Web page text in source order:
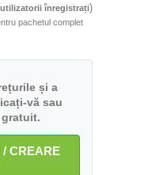
înregistrați)
pachetul complet
și a
vă sau
CREARE